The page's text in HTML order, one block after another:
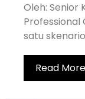
Oleh: Senior
Professional
satu
Read More